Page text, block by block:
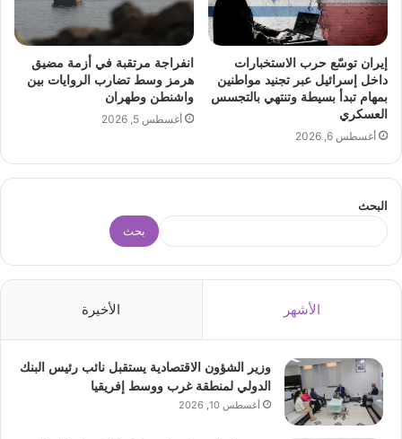
إيران توسّع حرب الاستخبارات
داخل إسرائيل عبر تجنيد مواطنين
بمهام تبدأ بسيطة وتنتهي بالتجسس
العسكري
أغسطس 6, 2026
انفراجة مرتقبة في أزمة مضيق
هرمز وسط تضارب الروايات بين
واشنطن وطهران
أغسطس 5, 2026
البحث
بحث
الأشهر الأخيرة
وزير الشؤون الاقتصادية يستقبل نائب رئيس البنك
الدولي لمنطقة غرب ووسط إفريقيا
أغسطس 10, 2026